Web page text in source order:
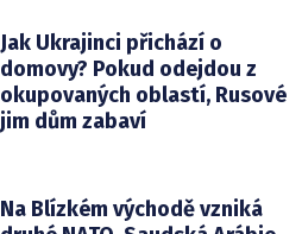
Jak Ukrajinci přichází o
domovy? Pokud odejdou z
okupovaných oblastí, Rusové
jim dům zabaví
Na Blízkém východě vzniká